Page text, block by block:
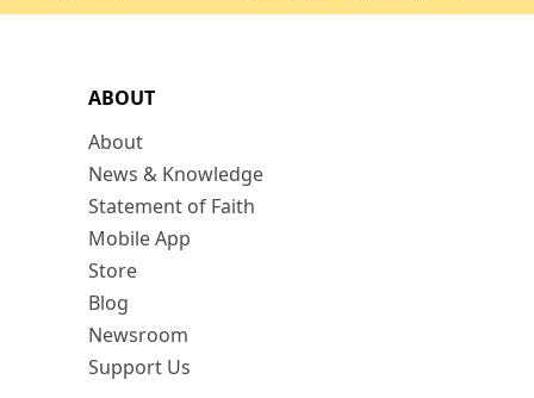
ABOUT
About
News & Knowledge
Statement of Faith
Mobile App
Store
Blog
Newsroom
Support Us